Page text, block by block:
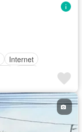
Internet